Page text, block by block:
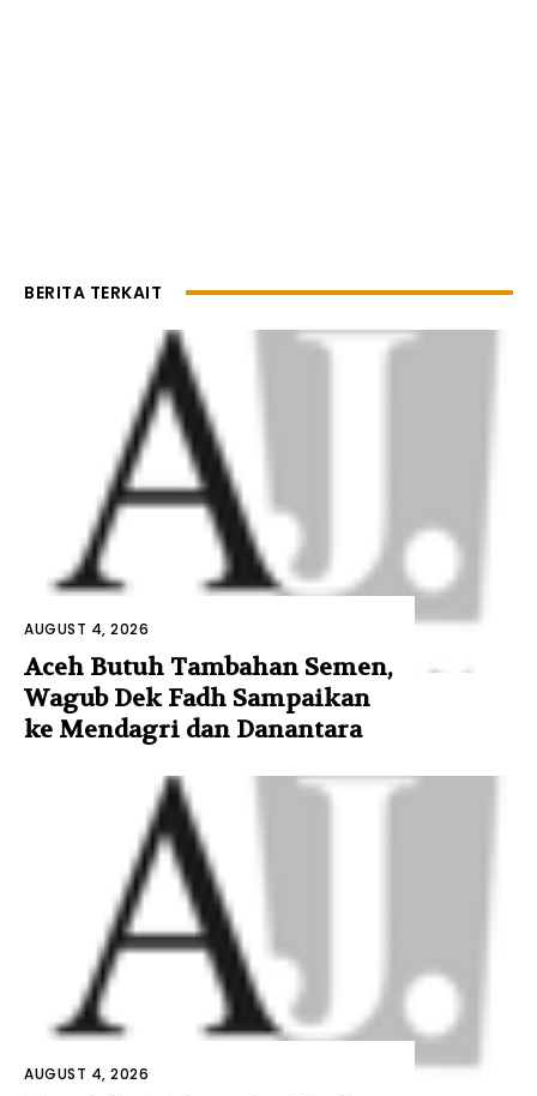
BERITA TERKAIT
AUGUST 4, 2026
Aceh Butuh Tambahan Semen,
Wagub Dek Fadh Sampaikan
ke Mendagri dan Danantara
AUGUST 4, 2026